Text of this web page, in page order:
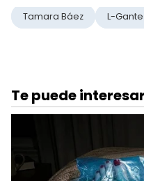
Tamara Báez L-Gante